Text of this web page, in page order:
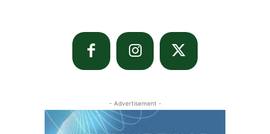
- Advertisement -